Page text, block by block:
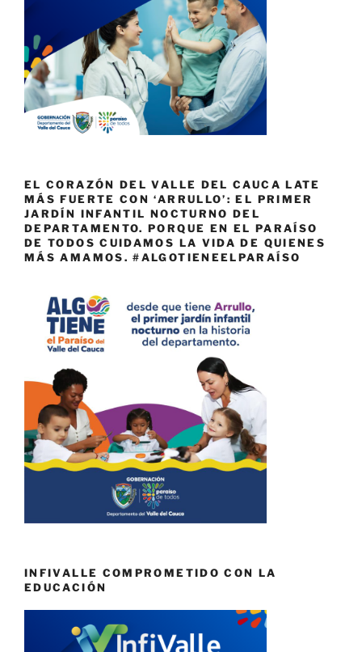
EL CORAZÓN DEL VALLE DEL CAUCA LATE
MÁS FUERTE CON ‘ARRULLO’: EL PRIMER
JARDÍN INFANTIL NOCTURNO DEL
DEPARTAMENTO. PORQUE EN EL PARAÍSO
DE TODOS CUIDAMOS LA VIDA DE QUIENES
MÁS AMAMOS. #ALGOTIENEELPARAÍSO
INFIVALLE COMPROMETIDO CON LA
EDUCACIÓN